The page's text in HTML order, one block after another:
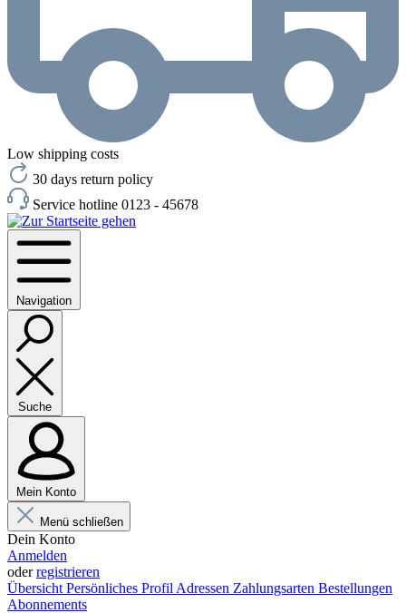
Low shipping costs
30 days return policy
Service hotline 0123 - 45678
Navigation
Suche
Mein Konto
Menü schließen
Dein Konto
Anmelden
oderregistrieren
Übersicht Persönliches Profil Adressen Zahlungsarten Bestellungen
Abonnements